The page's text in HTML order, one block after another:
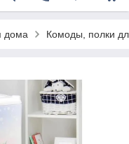
дома Комоды, полки